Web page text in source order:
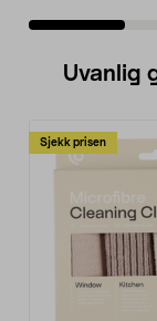
Uvanlig
Sjekk prisen